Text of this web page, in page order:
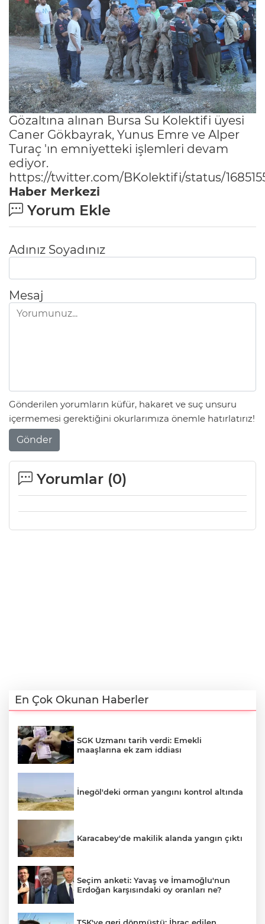
Gözaltına alınan Bursa Su Kolektifi üyesi
Caner Gökbayrak, Yunus Emre ve Alper
Turaç 'ın emniyetteki işlemleri devam
ediyor.
https://twitter.com/BKolektifi/status/
Haber Merkezi
Yorum Ekle
Adınız Soyadınız
Mesaj
Gönderilen yorumların küfür, hakaret ve suç unsuru
içermemesi gerektiğini okurlarımıza önemle hatırlatırız!
Gönder
Yorumlar (0)
En Çok Okunan Haberler
SGK Uzmanı tarih verdi: Emekli
maaşlarına ek zam iddiası
İnegöl'deki orman yangını kontrol altında
Karacabey'de makilik alanda yangın çıktı
Seçim anketi: Yavaş ve İmamoğlu'nun
Erdoğan karşısındaki oy oranları ne?
TSK'ye geri dönmüştü: İhraç edilen